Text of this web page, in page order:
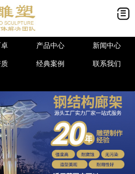
产品中心 新闻中心
经典案例 联系我们